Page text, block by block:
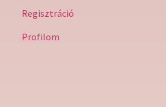
Regisztráció
Profilom